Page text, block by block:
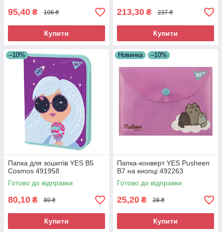
95,40 ₴ 106 ₴
Купити
213,30 ₴ 237 ₴
Купити
–10%
Папка для зошитів YES В5
Cosmos 491958
Готово до відправки
80,10 ₴ 89 ₴
Купити
Новинка –10%
Папка-конверт YES Pusheen
B7 на кнопці 492263
Готово до відправки
25,20 ₴ 28 ₴
Купити